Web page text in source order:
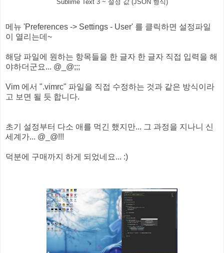
Sublime Text 3 ~ 설정 값 (JSON 형식)
메뉴 'Preferences -> Settings - User' 를 클릭하면 설정파일
이 열리는데~
해당 파일에 원하는 항목들을 한 글자 한 글자 직접 입력을 해
야하더군요... @_@;;;
Vim 에서 ".vimrc" 파일을 직접 수정하는 것과 같은 방식이라
고 보면 될 듯 합니다.
초기 설정부터 다소 애를 먹긴 했지만... 그 과정을 지나니 신
세계가... @_@!!!
덕분에 구매까지 하게 되었네요... :)